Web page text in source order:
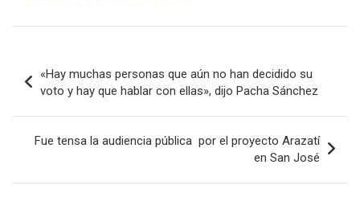
ce
o
o
k
tt
er
at
A
p
p
ke
n
m
ar
tir
de
entradas
«Hay muchas personas que aún no han decidido su
voto y hay que hablar con ellas», dijo Pacha Sánchez
Fue tensa la audiencia pública por el proyecto Arazatí
en San José